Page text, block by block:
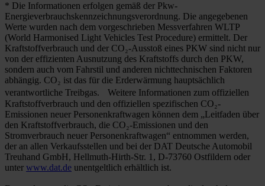
* Die Informationen erfolgen gemäß der Pkw-
Energieverbrauchskennzeichnungsverordnung. Die angegebenen
Werte wurden nach dem vorgeschrieben Messverfahren WLTP
(World Harmonised Light Vehicles Test Procedure) ermittelt. Der
Kraftstoffverbrauch und der CO₂-Ausstoß eines PKW sind nicht nur
von der effizienten Ausnutzung des Kraftstoffs durch den PKW,
sondern auch vom Fahrstil und anderen nichttechnischen Faktoren
abhängig. CO₂ ist das für die Erderwärmung hauptsächlich
verantwortliche Treibgas. Weitere Informationen zum offiziellen
Kraftstoffverbrauch und den offiziellen spezifischen CO₂-
Emissionen neuer Personenkraftwagen können dem „Leitfaden über
den Kraftstoffverbrauch, die CO₂-Emissionen und den
Stromverbrauch neuer Personenkraftwagen“ entnommen werden,
der an allen Verkaufsstellen und bei der DAT Deutsche Automobil
Treuhand GmbH, Hellmuth-Hirth-Str. 1, D-73760 Ostfildern oder
unter www.dat.de unentgeltlich erhältlich ist.